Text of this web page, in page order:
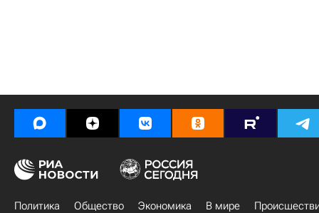
Политика Общество Экономика В мире